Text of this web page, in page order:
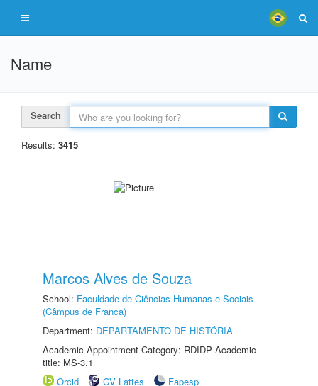
Name
Search
Results: 3415
Marcos Alves de Souza
School: Faculdade de Ciências Humanas e Sociais
(Câmpus de Franca)
Department: DEPARTAMENTO DE HISTÓRIA
Academic Appointment Category: RDIDP Academic
title: MS-3.1
Orcid
CV Lattes
Fapesp